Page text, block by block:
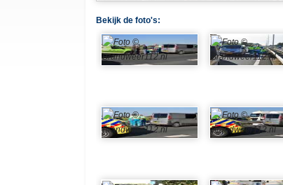
Bekijk de foto's: